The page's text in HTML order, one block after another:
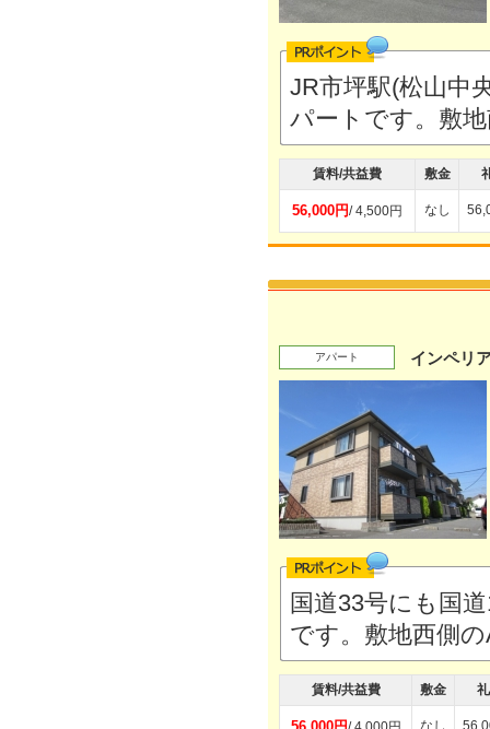
JR市坪駅(松山中
パートです。敷
賃料/共益費 敷金
56,000円/ 4,500円 なし
アパート インペリ
国道33号にも国
です。敷地西側
賃料/共益費 敷金
なし